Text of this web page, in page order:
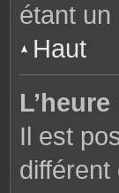
étant un
Haut
Il est